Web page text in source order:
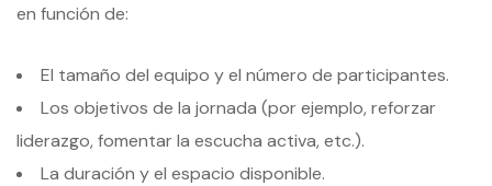
en función de:
El tamaño del equipo y el número de participantes.
Los objetivos de la jornada (por ejemplo, reforzar
liderazgo, fomentar la escucha activa, etc.).
La duración y el espacio disponible.